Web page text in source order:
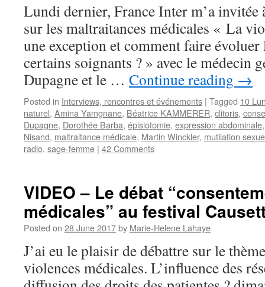
Lundi dernier, France Inter m’a invitée
sur les maltraitances médicales « La
une exception et comment faire évoluer
certains soignants ? » avec le médecin
Dupagne et le … Continue reading →
Posted in Interviews, rencontres et événements | Tagged 10
naturel, Amina Yamgnane, Béatrice KAMMERER, clitoris,
Dupagne, Dorothée Barba, épisiotomie, expression abdominale
Nisand, maltraitance médicale, Martin Winckler, mutilation
radio, sage-femme | 42 Comments
VIDEO – Le débat
médicales” au festival
Posted on 28 June 2017by Marie-Helene Lahaye
J’ai eu le plaisir de débattre sur le
violences médicales. L’influence des